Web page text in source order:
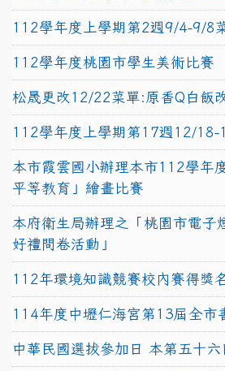
112學年度上學期第2週9/4-9/8
112學年度桃園市學生美術比賽
松晟更改12/22菜單:原香Q白飯
112學年度上學期第17週12/18-
本市霞雲國小辦理本市112學年
平等教育」繪畫比賽
本府衛生局辦理之「桃園市電子
好禮問卷活動」
112年環境知識競賽校內賽得獎
114年度中壢仁海宮第13屆全市
中華民國選拔參加日 本第五十